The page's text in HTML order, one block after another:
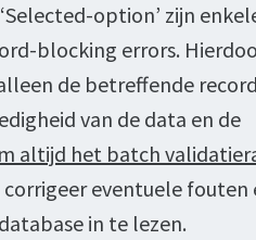
option’ zijn
blocking errors.
de betreffende
van de data en de
altijd het batch
eventuele fouten
in te lezen.